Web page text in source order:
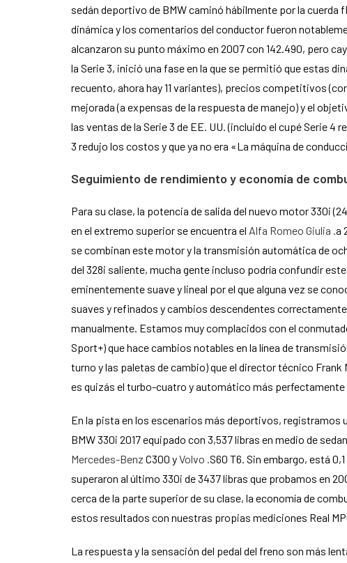
sedán deportivo de BMW caminó hábilmente por la
dinámica y los comentarios del conductor fueron
alcanzaron su punto máximo en 2007 con 142.490, pero
la Serie 3, inició una fase en la que se permitió que estas
recuento, ahora hay 11 variantes), precios competitivos
mejorada (a expensas de la respuesta de manejo) y el
las ventas de la Serie 3 de EE. UU. (incluido el cupé Serie
3 redujo los costos y que ya no era «La máquina de
Seguimiento de rendimiento y economía de
Para su clase, la potencia de salida del nuevo motor 330i
en el extremo superior se encuentra el Alfa Romeo Giulia .a
se combinan este motor y la transmisión automática de
del 328i saliente, mucha gente incluso podría confundir
eminentemente suave y lineal por el que alguna vez se
suaves y refinados y cambios descendentes
manualmente. Estamos muy complacidos con el
Sport+) que hace cambios notables en la línea de
turno y las paletas de cambio) que el director técnico
es quizás el turbo-cuatro y automático más
En la pista en los escenarios más deportivos, registramos
BMW 330i 2017 equipado con 3,537 libras en medio de
Mercedes-Benz C300 yVolvo .S60 T6. Sin embargo, está
superaron al último 330i de 3437 libras que probamos en
cerca de la parte superior de su clase, la economía de
estos resultados con nuestras propias mediciones Real
La respuesta y la sensación del pedal del freno son más